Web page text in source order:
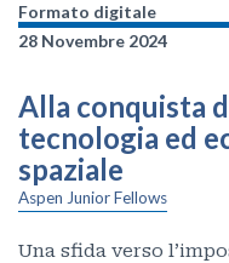
Formato digitale
28 Novembre 2024
Alla conquista
tecnologia ed
spaziale
Aspen Junior Fellows
Una sfida verso